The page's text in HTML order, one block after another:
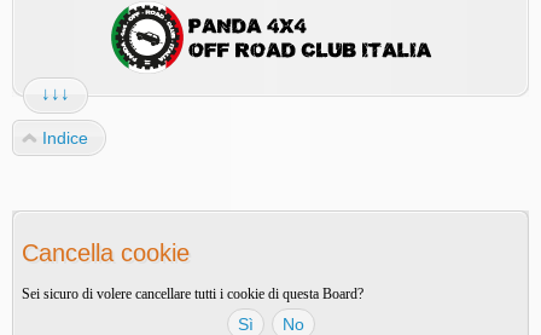
↓↓↓
Indice
Cancella cookie
Sei sicuro di volere cancellare tutti i cookie di questa Board?